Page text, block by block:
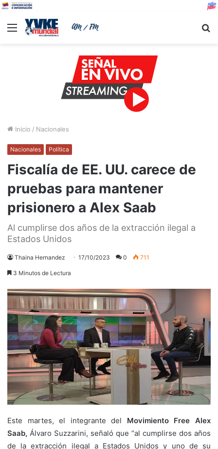
Menu
Inicio / Nacionales
Nacionales Política
Fiscalía de EE. UU. carece de
pruebas para mantener
prisionero a Alex Saab
Al cumplirse dos años de la extracción ilegal a
Estados Unidos
Thaina Hernandez 17/10/2023 0 711
3 Minutos de Lectura
Este martes, el integrante del Movimiento Free Alex
Saab, Álvaro Suzzarini, señaló que “al cumplirse dos años
de la extracción ilegal a Estados Unidos y uno de su